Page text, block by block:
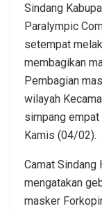
Sindang
Paralympic
setempat
membagikan
Pembagian
wilayah
simpang
Kamis (04/02).
Camat Sindang
mengatakan
masker